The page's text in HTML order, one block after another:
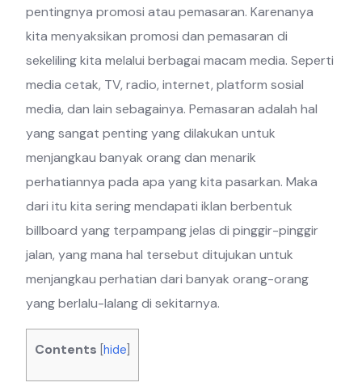
pentingnya promosi atau pemasaran. Karenanya
kita menyaksikan promosi dan pemasaran di
sekeliling kita melalui berbagai macam media. Seperti
media cetak, TV, radio, internet, platform sosial
media, dan lain sebagainya. Pemasaran adalah hal
yang sangat penting yang dilakukan untuk
menjangkau banyak orang dan menarik
perhatiannya pada apa yang kita pasarkan. Maka
dari itu kita sering mendapati iklan berbentuk
billboard yang terpampang jelas di pinggir-pinggir
jalan, yang mana hal tersebut ditujukan untuk
menjangkau perhatian dari banyak orang-orang
yang berlalu-lalang di sekitarnya.
Contents [hide